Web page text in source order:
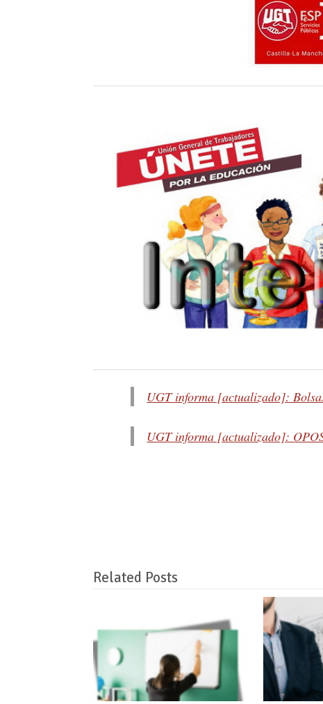
UGT informa [actualizado]:
UGT informa [actualizado]:
Related Posts